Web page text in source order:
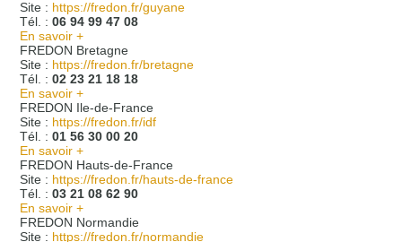
Site : https://fredon.fr/guyane
Tél. : 06 94 99 47 08
En savoir +
FREDON Bretagne
Site : https://fredon.fr/bretagne
Tél. : 02 23 21 18 18
En savoir +
FREDON Ile-de-France
Site : https://fredon.fr/idf
Tél. : 01 56 30 00 20
En savoir +
FREDON Hauts-de-France
Site : https://fredon.fr/hauts-de-france
Tél. : 03 21 08 62 90
En savoir +
FREDON Normandie
Site : https://fredon.fr/normandie